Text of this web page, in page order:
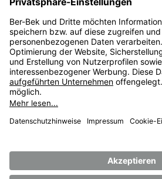
Newsletter
Soziale Netzwerke
Zahlungsarten